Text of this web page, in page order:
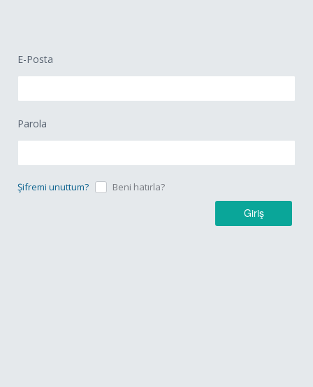
E-Posta
Parola
Şifremi unuttum? Beni hatırla?
Giriş